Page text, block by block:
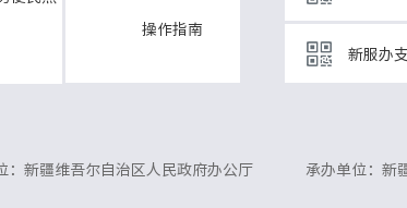
操作指南
新服办
：新疆维吾尔自治区人民政府办公厅 承办单位：新